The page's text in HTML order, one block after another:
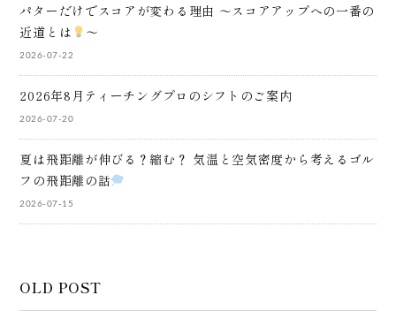
パターだけでスコアが変わる理由 ～スコアアップへの一番の
近道とは
～
2026-07-22
2026年8月ティーチングプロのシフトのご案内
2026-07-20
夏は飛距離が伸びる？縮む？ 気温と空気密度から考えるゴル
フの飛距離の話
2026-07-15
OLD POST